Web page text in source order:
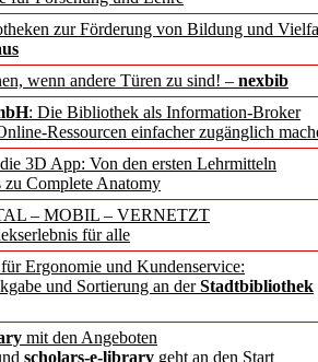
zur Förderung von Bildung und
wenn andere Türen zu sind! – nexbib
: Die Bibliothek als Information-Broker
Ressourcen einfacher zugänglich
3D App: Von den ersten Lehrmitteln
Complete Anatomy
– MOBIL – VERNETZT
für alle
Ergonomie und Kundenservice:
und Sortierung an derStadtbibliothek
mit den Angeboten
scholars-e-library geht an den Start
Zeitschrift für
Attempto
Information
in
Institut neu
und